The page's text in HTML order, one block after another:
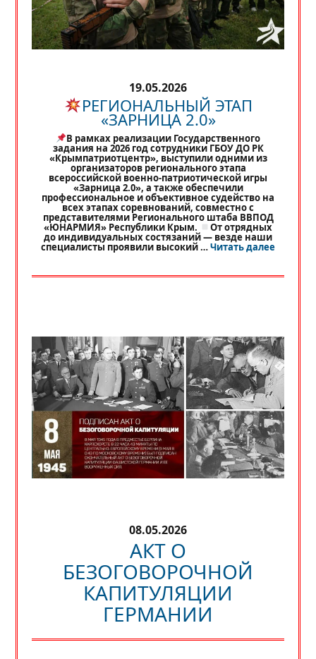
19.05.2026
РЕГИОНАЛЬНЫЙ ЭТАП
«ЗАРНИЦА 2.0»
В рамках реализации Государственного
задания на 2026 год сотрудники ГБОУ ДО РК
«Крымпатриотцентр», выступили одними из
организаторов регионального этапа
всероссийской военно-патриотической игры
«Зарница 2.0», а также обеспечили
профессиональное и объективное судейство на
всех этапах соревнований, совместно с
представителями Регионального штаба ВВПОД
«ЮНАРМИЯ» Республики Крым. От отрядных
до индивидуальных состязаний — везде наши
специалисты проявили высокий …Читать далее«
08.05.2026
АКТ О
БЕЗОГОВОРОЧНОЙ
КАПИТУЛЯЦИИ
ГЕРМАНИИ